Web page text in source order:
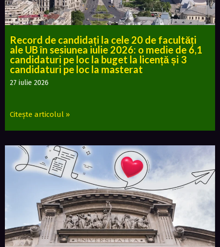
Record de candidați la cele 20 de facultăți
ale UB în sesiunea iulie 2026: o medie de 6,1
candidaturi pe loc la buget la licență și 3
candidaturi pe loc la masterat
27 iulie 2026
Citește articolul »